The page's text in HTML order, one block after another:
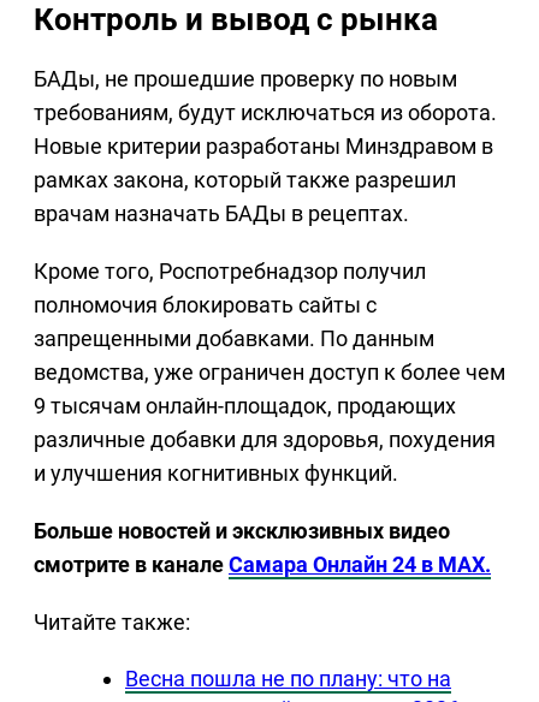
Контроль и вывод с рынка
БАДы, не прошедшие проверку по новым
требованиям, будут исключаться из оборота.
Новые критерии разработаны Минздравом в
рамках закона, который также разрешил
врачам назначать БАДы в рецептах.
Кроме того, Роспотребнадзор получил
полномочия блокировать сайты с
запрещенными добавками. По данным
ведомства, уже ограничен доступ к более чем
9 тысячам онлайн-площадок, продающих
различные добавки для здоровья, похудения
и улучшения когнитивных функций.
Больше новостей и эксклюзивных видео
смотрите в каналеСамара Онлайн 24 в MAX.
Читайте также:
Весна пошла не по плану: что на